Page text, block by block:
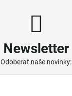
Newsletter
Odoberať naše novinky: